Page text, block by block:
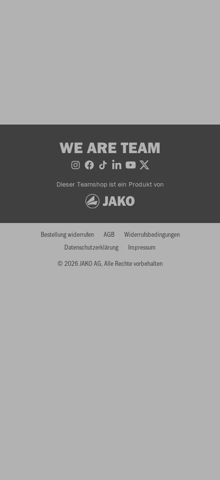
WE ARE TEAM
Dieser Teamshop ist ein Produkt von
© 2026 JAKO AG, Alle Rechte vorbehalten
Bestellung widerrufen AGB
Widerrufsbedingungen
Datenschutzerklärung
Impressum